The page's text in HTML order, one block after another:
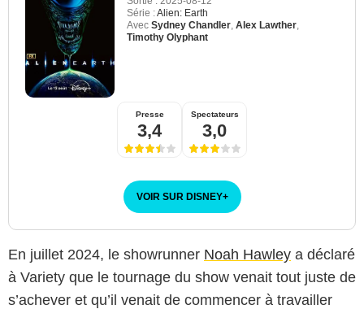
Série :Alien: Earth
Avec Sydney Chandler Alex Lawther
Timothy Olyphant
Presse
3,4
Spectateurs
3,0
VOIR SUR DISNEY+
En juillet 2024, le showrunner Noah Hawley a déclaré
à Variety que le tournage du show venait tout juste de
s’achever et qu’il venait de commencer à travailler